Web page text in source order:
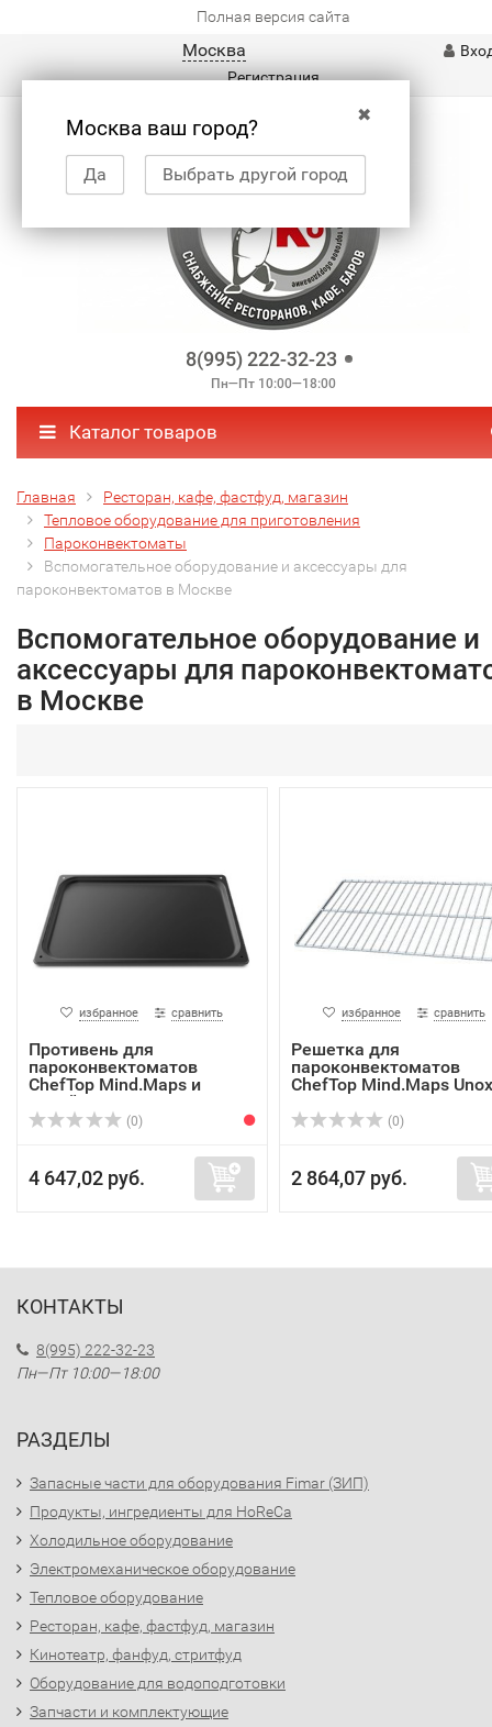
Полная версия сайта
Москва
✖
Москва ваш город?
Да Выбрать другой город
Регистрация
8(995) 222-32-23
Пн—Пт 10:00—18:00
Каталог товаров
Главная
Ресторан, кафе, фастфуд, магазин
Тепловое оборудование для приготовления
Пароконвектоматы
Вспомогательное оборудование и аксессуары для
пароконвектоматов в Москве
Вспомогательное оборудование и
аксессуары для
в Москве
избранное сравнить
Противень для
пароконвектоматов
ChefTop Mind.Maps и
печей...
(0)
4 647,02 руб.
избранное сравнить
Решетка для
пароконвектоматов
ChefTop Mind.Maps Unox
(0)
2 864,07 руб.
КОНТАКТЫ
8(995) 222-32-23
Пн—Пт 10:00—18:00
РАЗДЕЛЫ
Запасные части для оборудования Fimar (ЗИП)
Продукты, ингредиенты для HoReCa
Холодильное оборудование
Электромеханическое оборудование
Тепловое оборудование
Ресторан, кафе, фастфуд, магазин
Кинотеатр, фанфуд, стритфуд
Оборудование для водоподготовки
Запчасти и комплектующие